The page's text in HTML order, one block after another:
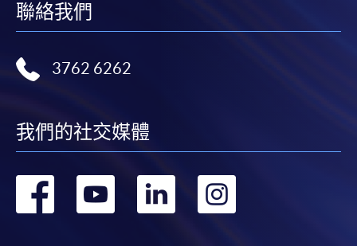
聯絡我們
3762 6262
我們的社交媒體
轉 轉 轉 轉